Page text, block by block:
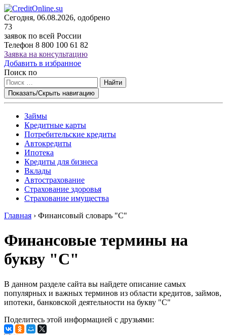
Сегодня, 06.08.2026, одобрено
73
заявок по всей России
Телефон 8 800 100 61 82
Заявка на консультацию
Добавить в избранное
Поиск по
Найти
Показать/Скрыть навигацию
Займы
Кредитные карты
Потребительские кредиты
Автокредиты
Ипотека
Кредиты для бизнеса
Вклады
Автострахование
Страхование здоровья
Страхование имущества
Главная › Финансовый словарь "С"
Финансовые термины на
букву "С"
В данном разделе сайта вы найдете описание самых
популярных и важных терминов из области кредитов, займов,
ипотеки, банковской деятельности на букву "С"
Поделитесь этой информацией с друзьями: